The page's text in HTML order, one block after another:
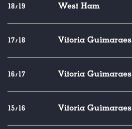
18/19 West Ham
17/18 Vitoria Guimaraes
16/17 Vitoria Guimaraes
15/16 Vitoria Guimaraes